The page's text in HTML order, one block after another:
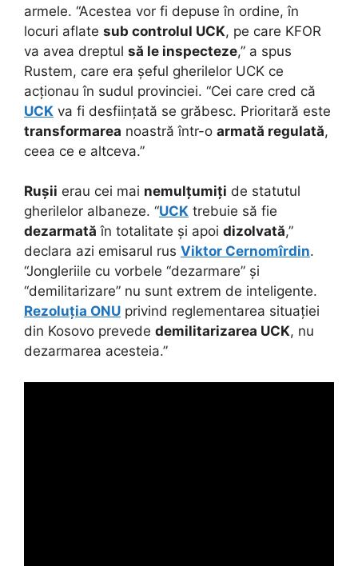
armele. “Acestea vor fi depuse în ordine, în
locuri aflate sub controlul UCK, pe care KFOR
va avea dreptul să le inspecteze,” a spus
Rustem, care era șeful gherilelor UCK ce
acționau în sudul provinciei. “Cei care cred că
UCK va fi desființată se grăbesc. Prioritară este
transformarea noastră într-o armată regulată,
ceea ce e altceva.”
Rușii erau cei mai nemulțumiți de statutul
gherilelor albaneze. “UCK trebuie să fie
dezarmată în totalitate și apoi dizolvată,”
declara azi emisarul rus Viktor Cernomîrdin.
“Jongleriile cu vorbele “dezarmare” și
“demilitarizare” nu sunt extrem de inteligente.
Rezoluția ONU privind reglementarea situației
din Kosovo prevede demilitarizarea UCK, nu
dezarmarea acesteia.”